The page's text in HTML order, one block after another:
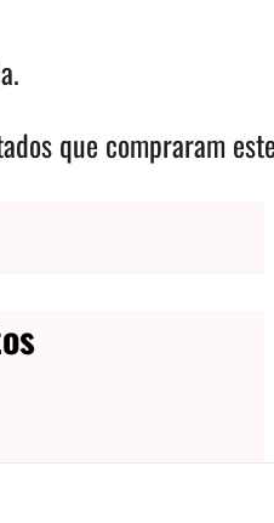
que compraram